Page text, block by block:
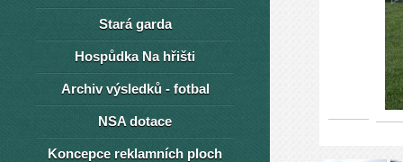
Stará garda
Hospůdka Na hřišti
Archiv výsledků - fotbal
NSA dotace
Koncepce reklamních ploch